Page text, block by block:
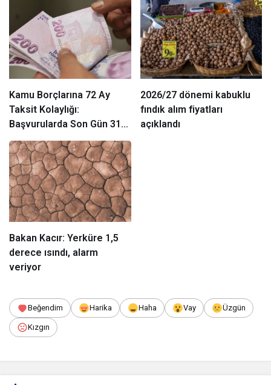
Kamu Borçlarına 72 Ay
Taksit Kolaylığı:
Başvurularda Son Gün 31
Ağustos
2026/27 dönemi kabuklu
fındık alım fiyatları
açıklandı
Bakan Kacır: Yerküre 1,5
derece ısındı, alarm
veriyor
Beğendim Harika Haha Vay Üzgün
Kızgın